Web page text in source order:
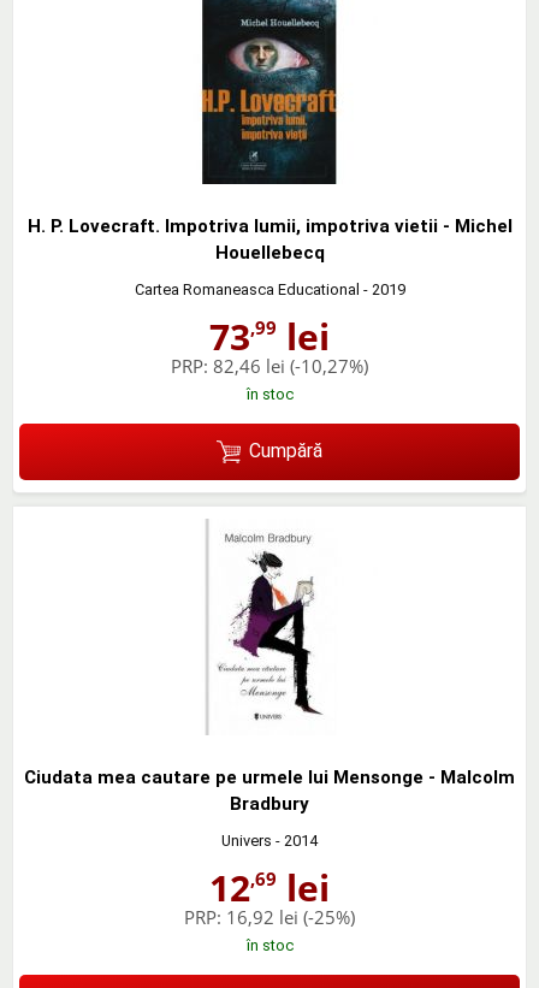
H. P. Lovecraft. Impotriva lumii, impotriva vietii - Michel
Houellebecq
Cartea Romaneasca Educational - 2019
73,99 lei
PRP: 82,46 lei (-10,27%)
în stoc
Cumpără
Ciudata mea cautare pe urmele lui Mensonge - Malcolm
Bradbury
Univers - 2014
12,69 lei
PRP: 16,92 lei (-25%)
în stoc